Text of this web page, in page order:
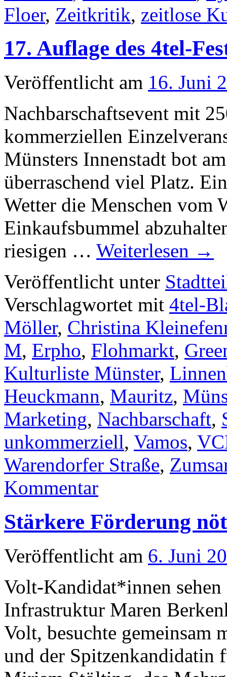
Floer, Zeitkritik, zeitlose
17. Auflage des 4tel-
Veröffentlicht am 16. Juni
Nachbarschaftsevent mit
kommerziellen
Münsters Innenstadt bot
überraschend viel Platz.
Wetter die Menschen vom
Einkaufsbummel
riesigen … Weiterlesen →
Veröffentlicht unter
Verschlagwortet mit 4tel-
Möller, Christina
M, Erpho, Flohmarkt,
Kulturliste Münster,
Heuckmann, Mauritz,
Marketing, Nachbarschaft,
unkommerziell, Vamos,
Warendorfer Straße,
Kommentar
Stärkere Förderung
Veröffentlicht am 6. Juni
Volt-Kandidat*innen
Infrastruktur Maren
Volt, besuchte gemeinsam
und der Spitzenkandidatin